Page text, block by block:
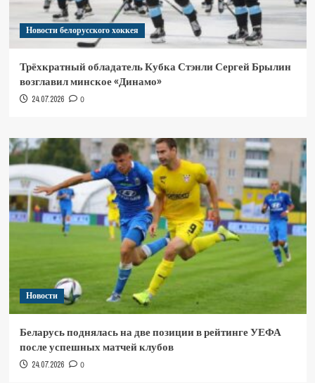
Новости белорусского хоккея
Трёхкратный обладатель Кубка Стэнли Сергей Брылин
возглавил минское «Динамо»
24.07.2026 0
Новости
Беларусь поднялась на две позиции в рейтинге УЕФА
после успешных матчей клубов
24.07.2026 0